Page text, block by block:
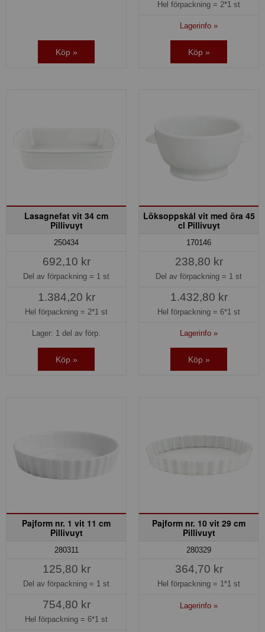
Köp »
Hel förpackning = 2*1 st
Lagerinfo »
Köp »
Lasagnefat vit 34 cm
Pillivuyt
250434
692,10 kr
Del av förpackning = 1 st
1.384,20 kr
Hel förpackning = 2*1 st
Lager: 1 del av förp.
Köp »
Löksoppskål vit med öra 45
cl Pillivuyt
170146
238,80 kr
Del av förpackning = 1 st
1.432,80 kr
Hel förpackning = 6*1 st
Lagerinfo »
Köp »
Pajform nr. 1 vit 11 cm
Pillivuyt
280311
125,80 kr
Del av förpackning = 1 st
754,80 kr
Hel förpackning = 6*1 st
Pajform nr. 10 vit 29 cm
Pillivuyt
280329
364,70 kr
Hel förpackning = 1*1 st
Lagerinfo »